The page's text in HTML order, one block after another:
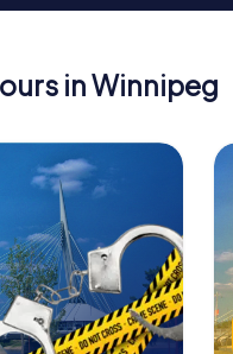
in Winnipeg